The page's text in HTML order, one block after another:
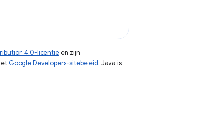
4.0-licentieen zijn
Google Developers-sitebeleid. Java is